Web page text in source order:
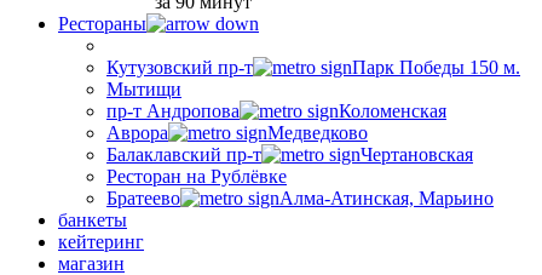
Рестораны
Кутузовский пр-т
Парк Победы 150 м.
Мытищи
пр-т Андропова
Коломенская
Аврора
Медведково
Балаклавский пр-т
Чертановская
Ресторан на Рублёвке
Братеево
Алма-Атинская, Марьино
банкеты
кейтеринг
магазин